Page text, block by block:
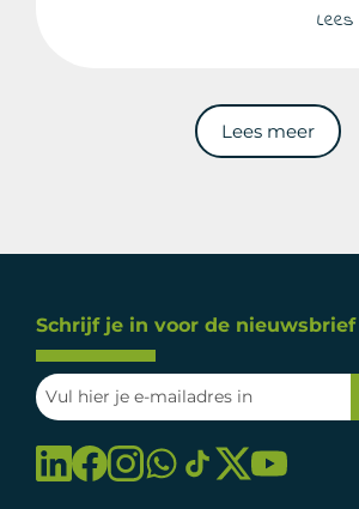
Lees meer
Schrijf je in voor de nieuwsbrief